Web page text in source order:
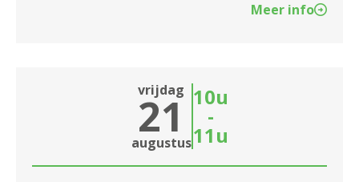
Meer info
vrijdag
21
augustus
10u
-
11u